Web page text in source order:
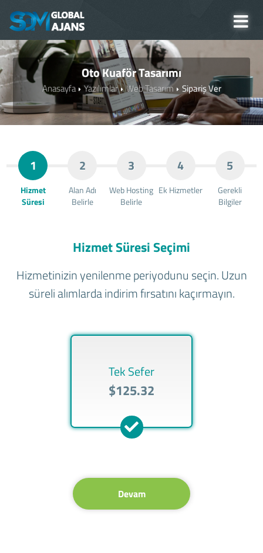
Oto Kuaför Tasarımı
Anasayfa Yazılımlar Web Tasarım Sipariş Ver
1
Hizmet
Süresi
2
Alan Adı
Belirle
3
Web Hosting
Belirle
4
Ek Hizmetler
5
Gerekli
Bilgiler
Hizmet Süresi Seçimi
Hizmetinizin yenilenme periyodunu seçin. Uzun
süreli alımlarda indirim fırsatını kaçırmayın.
Tek Sefer
$125.32
Devam